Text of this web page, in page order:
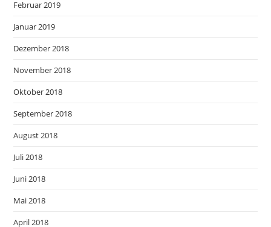
Februar 2019
Januar 2019
Dezember 2018
November 2018
Oktober 2018
September 2018
August 2018
Juli 2018
Juni 2018
Mai 2018
April 2018